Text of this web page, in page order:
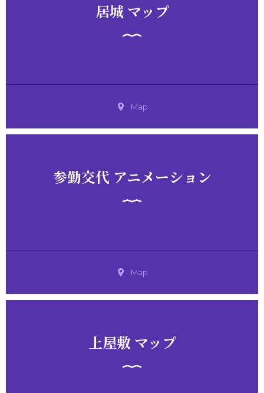
居城 マップ
Map
参勤交代 アニメーション
Map
上屋敷 マップ